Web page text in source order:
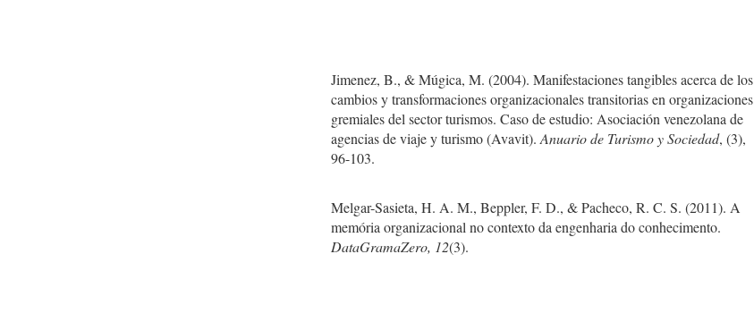
Jimenez, B., & Múgica, M. (2004). Manifestaciones tangibles acerca de los
cambios y transformaciones organizacionales transitorias en organizaciones
gremiales del sector turismos. Caso de estudio: Asociación venezolana de
agencias de viaje y turismo (Avavit).Anuario de Turismo y Sociedad, (3),
96-103.
Melgar-Sasieta, H. A. M., Beppler, F. D., & Pacheco, R. C. S. (2011). A
memória organizacional no contexto da engenharia do conhecimento.
DataGramaZero, 12(3).